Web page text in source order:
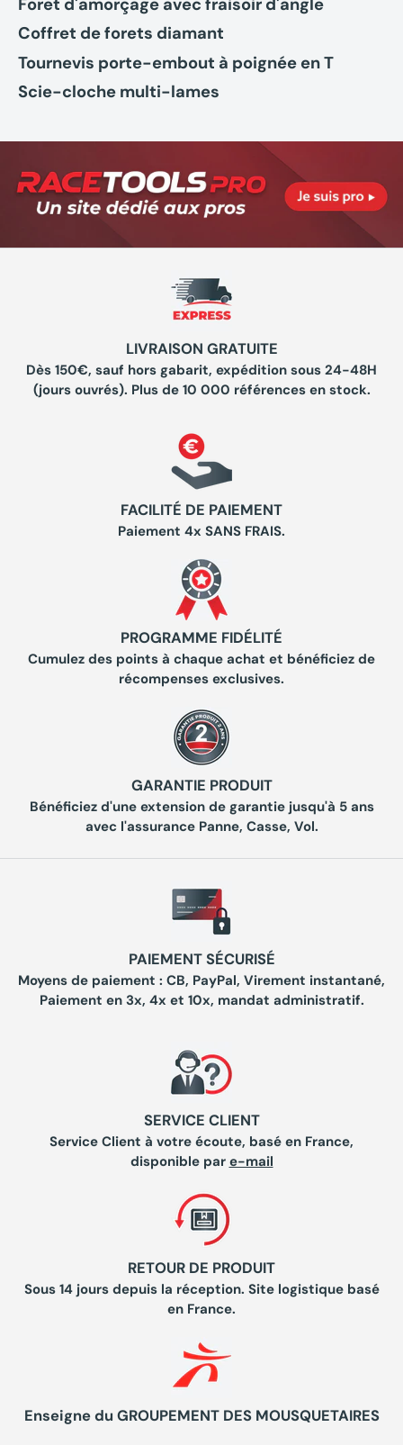
Foret d'amorçage avec fraisoir d'angle
Coffret de forets diamant
Tournevis porte-embout à poignée en T
Scie-cloche multi-lames
LIVRAISON GRATUITE
Dès 150€, sauf hors gabarit, expédition sous 24-48H
(jours ouvrés). Plus de 10 000 références en stock.
FACILITÉ DE PAIEMENT
Paiement 4x SANS FRAIS.
PROGRAMME FIDÉLITÉ
Cumulez des points à chaque achat et bénéficiez de
récompenses exclusives.
GARANTIE PRODUIT
Bénéficiez d'une extension de garantie jusqu'à 5 ans
avec l'assurance Panne, Casse, Vol.
PAIEMENT SÉCURISÉ
Moyens de paiement : CB, PayPal, Virement instantané,
Paiement en 3x, 4x et 10x, mandat administratif.
SERVICE CLIENT
Service Client à votre écoute, basé en France,
disponible par e-mail
RETOUR DE PRODUIT
Sous 14 jours depuis la réception. Site logistique basé
en France.
Enseigne du GROUPEMENT DES MOUSQUETAIRES